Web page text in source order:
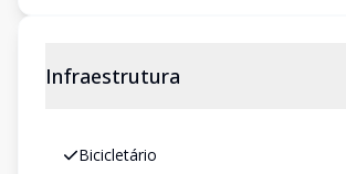
Infraestrutura
Bicicletário